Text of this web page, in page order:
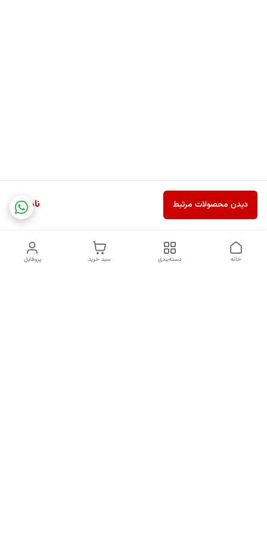
ناموجود دیدن محصولات مرتبط
پروفایل سبد خرید دسته‌بندی خانه